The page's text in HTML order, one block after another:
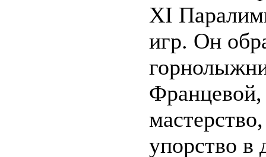
XI
игр. Он
Францевой,
упорство в